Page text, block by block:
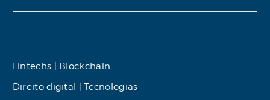
Fintechs | Blockchain
Direito digital | Tecnologias